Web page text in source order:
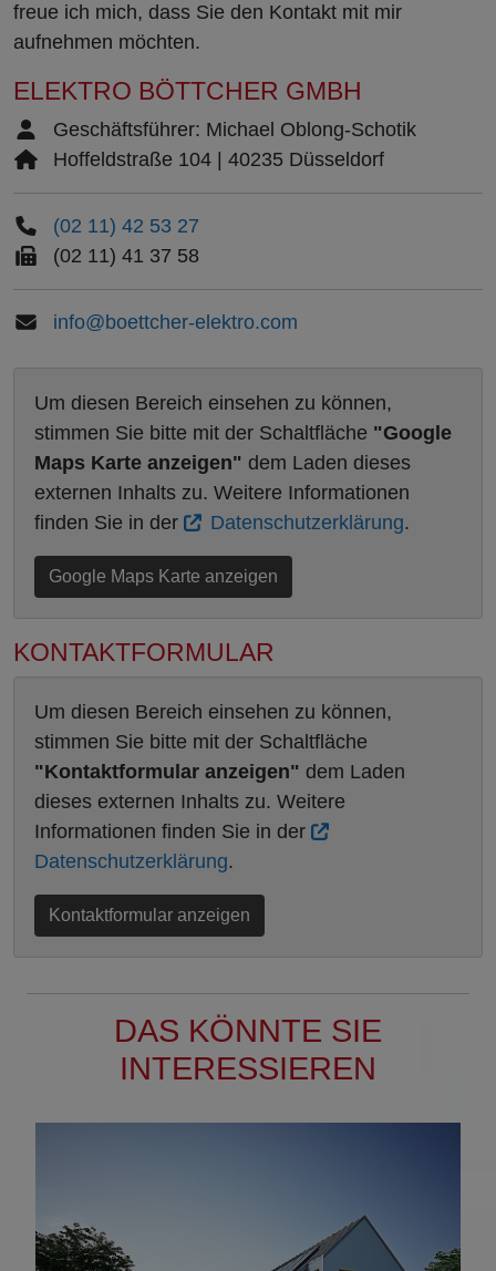
freue ich mich, dass Sie den Kontakt mit mir
aufnehmen möchten.
ELEKTRO BÖTTCHER GMBH
Geschäftsführer: Michael Oblong-Schotik
Hoffeldstraße 104 | 40235 Düsseldorf
(02 11) 42 53 27
(02 11) 41 37 58
info@boettcher-elektro.com
Um diesen Bereich einsehen zu können,
stimmen Sie bitte mit der Schaltfläche "Google
Maps Karte anzeigen" dem Laden dieses
externen Inhalts zu. Weitere Informationen
finden Sie in der
Datenschutzerklärung.
Google Maps Karte anzeigen
KONTAKTFORMULAR
Um diesen Bereich einsehen zu können,
stimmen Sie bitte mit der Schaltfläche
"Kontaktformular anzeigen" dem Laden
dieses externen Inhalts zu. Weitere
Informationen finden Sie in der
Datenschutzerklärung.
Kontaktformular anzeigen
DAS KÖNNTE SIE
INTERESSIEREN